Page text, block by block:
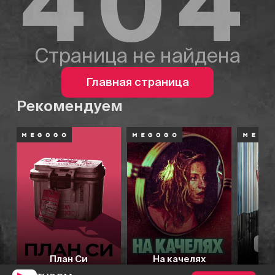
Страница не найдена
Главная страница
Рекомендуем
План Си На качелях